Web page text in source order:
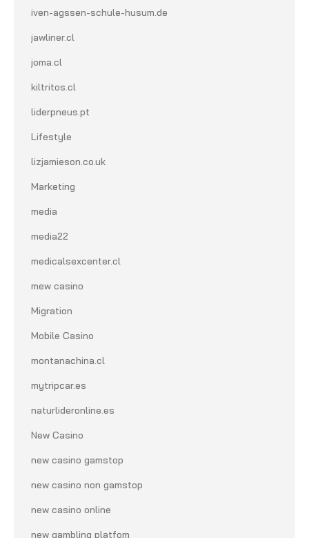
iven-agssen-schule-husum.de
jawliner.cl
joma.cl
kiltritos.cl
liderpneus.pt
Lifestyle
lizjamieson.co.uk
Marketing
media
media22
medicalsexcenter.cl
mew casino
Migration
Mobile Casino
montanachina.cl
mytripcar.es
naturlideronline.es
New Casino
new casino gamstop
new casino non gamstop
new casino online
new gambling platfom